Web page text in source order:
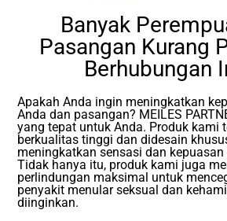
Banyak
Pasangan Kurang
Berhubungan
Apakah Anda ingin meningkatkan
Anda dan pasangan? MEILES
yang tepat untuk Anda. Produk kami
berkualitas tinggi dan didesain
meningkatkan sensasi dan kepuasan
Tidak hanya itu, produk kami juga
perlindungan maksimal untuk
penyakit menular seksual dan
diinginkan.